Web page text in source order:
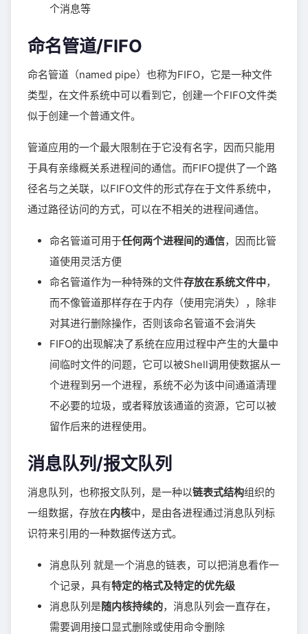
个消息等
命名管道/FIFO
命名管道（named pipe）也称为FIFO，它是一种文件
类型，在文件系统中可以看到它，创建一个FIFO文件类
似于创建一个普通文件。
管道应用的一个最大限制在于它没有名字，因而只能用
于具有亲缘概关系进程间的通信。而FIFO提供了一个路
径名与之关联，以FIFO文件的形式存在于文件系统中，
通过路径访问的方式，可以在不相关的进程间通信。
命名管道可用于任何两个进程间的通信，因而比管
道使用灵活方便
命名管道作为一种特殊的文件存放在系统文件中，
而不像管道那样存在于内存（使用完消失），除非
对其进行删除操作，否则该命名管道不会消失
FIFO的出现解决了系统在应用过程中产生的大量中
间临时文件的问题，它可以被Shell调用使数据从一
个进程到另一个进程，系统不必为该中间通道清理
不必要的垃圾，或者释放该通道的资源，它可以被
留作后来的进程使用。
消息队列/报文队列
消息队列，也称报文队列，是一种以链表式结构组织的
一组数据，存放在内核中，是由各进程通过消息队列标
识符来引用的一种数据传送方式。
消息队列 就是一个消息的链表，可以把消息看作一
个记录，具有特定的格式及特定的优先级
消息队列是随内核持续的，消息队列会一直存在，
需要调用接口显式删除或使用命令删除